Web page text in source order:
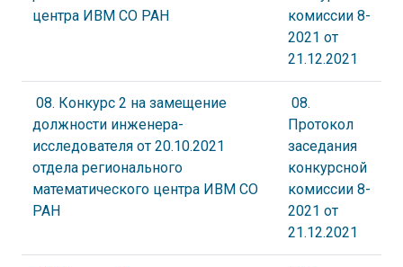
центра ИВМ СО РАН
комиссии 8-
2021 от
21.12.2021
08. Конкурс 2 на замещение
должности инженера-
исследователя от 20.10.2021
отдела регионального
математического центра ИВМ СО
РАН
08.
Протокол
заседания
конкурсной
комиссии 8-
2021 от
21.12.2021